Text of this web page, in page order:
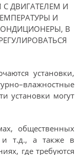
ДВИГАТЕЛЕМ И
И
В
установки,
установки могут
общественных
и т.д., а также в
где требуются